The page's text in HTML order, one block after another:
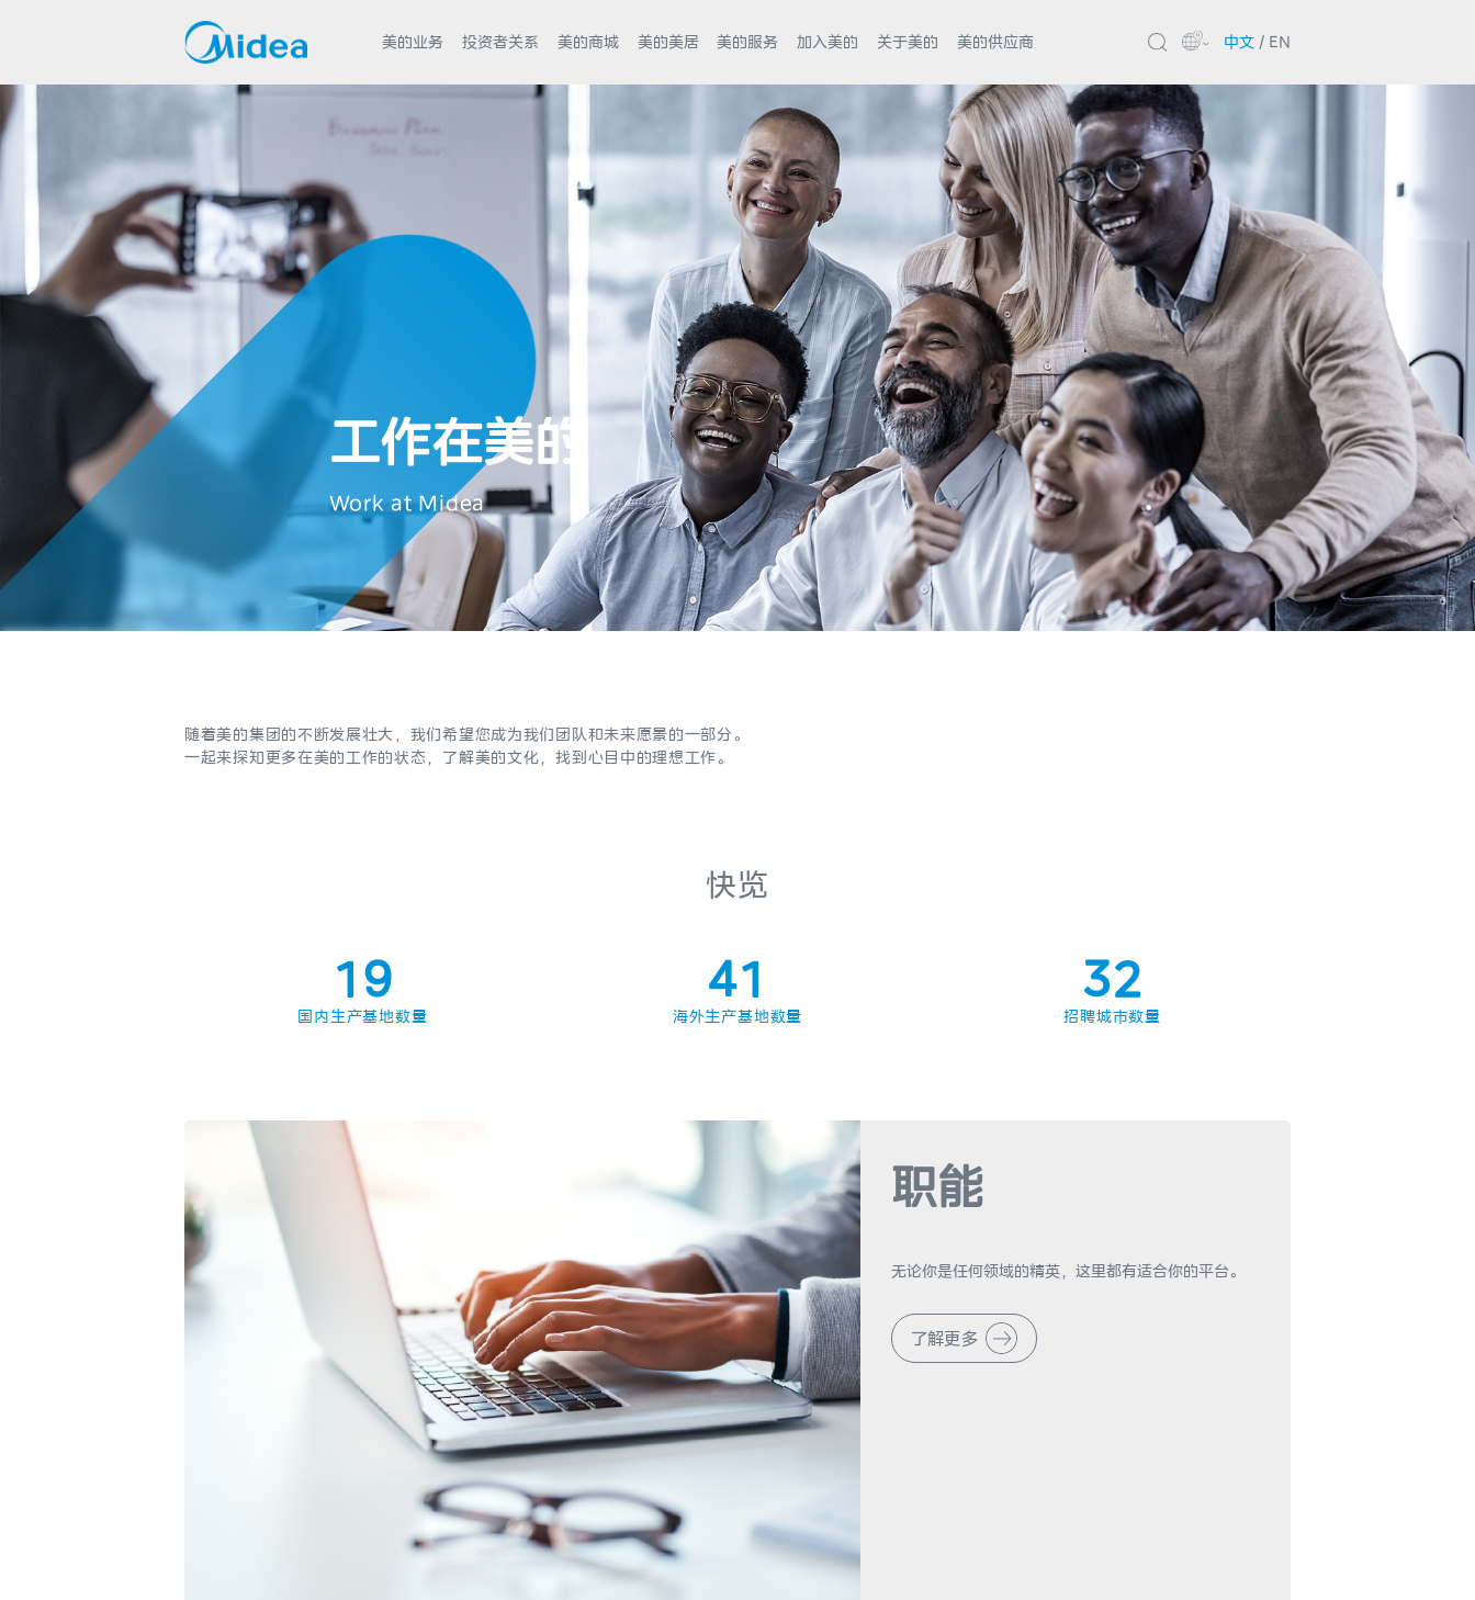
美的业务 投资者关系 美的商城 美的美居 美的服务 加入美的 关于美的 美的供应商 中文 / EN
工作在美的
Work at Midea
随着美的集团的不断发展壮大，我们希望您成为我们团队和未来愿景的一部分。
一起来探知更多在美的工作的状态，了解美的文化，找到心目中的理想工作。
快览
1
2
4
5
9
0
1
2
4
5
9
国内生产基地数量
0
2
4
5
7
9
1
2
4
5
6
7
8
9
海外生产基地数量
3
4
9
2
3
8
招聘城市数量
职能
无论你是任何领域的精英，这里都有适合你的平台。
了解更多